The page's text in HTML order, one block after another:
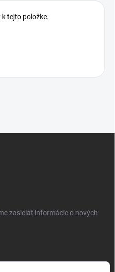
tejto položke.
zasielať informácie o nových